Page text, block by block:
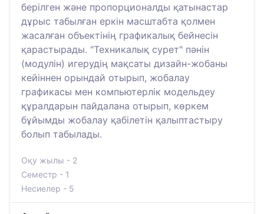
берілген және пропорционалды қатынастар
дұрыс табылған еркін масштабта қолмен
жасалған объектінің графикалық бейнесін
қарастырады. "Техникалық сурет" пәнін
(модулін) игерудің мақсаты дизайн-жобаны
кейіннен орындай отырып, жобалау
графикасы мен компьютерлік модельдеу
құралдарын пайдалана отырып, көркем
бұйымды жобалау қабілетін қалыптастыру
болып табылады.
Оқу жылы - 2
Семестр - 1
Несиелер - 5